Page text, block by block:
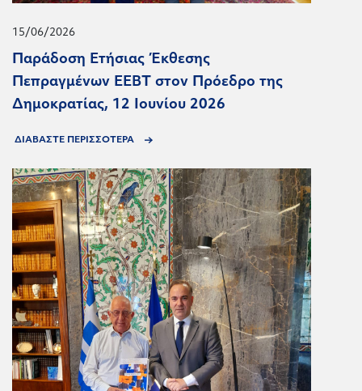
15/06/2026
Παράδοση Ετήσιας Έκθεσης
Πεπραγμένων ΕΕΒΤ στον Πρόεδρο της
Δημοκρατίας, 12 Ιουνίου 2026
ΔΙΑΒΑΣΤΕ ΠΕΡΙΣΣΟΤΕΡΑ